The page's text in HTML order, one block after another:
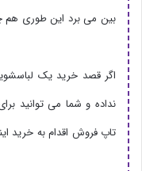
بین می برد این طوری
اگر قصد خرید یک
نداده و شما می توانید